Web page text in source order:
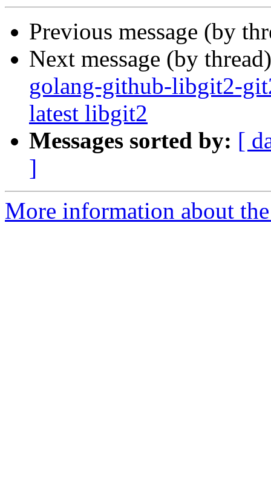
Previous message (by
Next message (by
golang-github-libgit2-
latest libgit2
Messages sorted by: [
]
More information about